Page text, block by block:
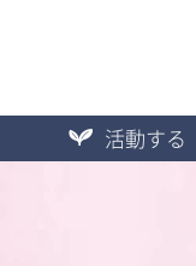
活動する